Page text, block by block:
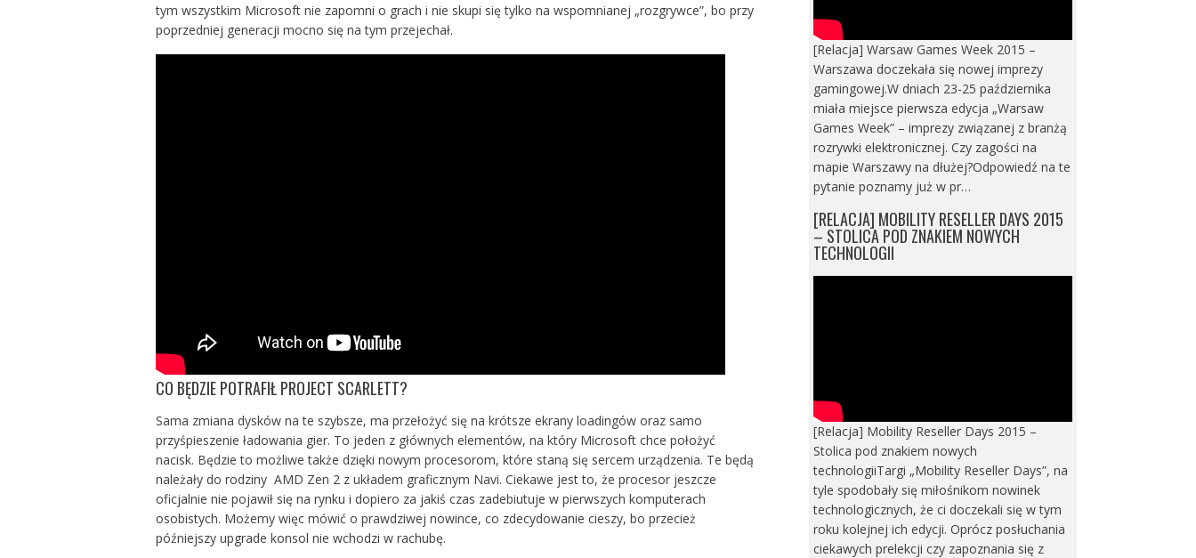
tym wszystkim Microsoft nie zapomni o grach i nie skupi się tylko na wspomnianej „rozgrywce”, bo przy
poprzedniej generacji mocno się na tym przejechał.
CO BĘDZIE POTRAFIŁ PROJECT SCARLETT?
Sama zmiana dysków na te szybsze, ma przełożyć się na krótsze ekrany loadingów oraz samo
przyśpieszenie ładowania gier. To jeden z głównych elementów, na który Microsoft chce położyć
nacisk. Będzie to możliwe także dzięki nowym procesorom, które staną się sercem urządzenia. Te będą
należały do rodziny AMD Zen 2 z układem graficznym Navi. Ciekawe jest to, że procesor jeszcze
oficjalnie nie pojawił się na rynku i dopiero za jakiś czas zadebiutuje w pierwszych komputerach
osobistych. Możemy więc mówić o prawdziwej nowince, co zdecydowanie cieszy, bo przecież
późniejszy upgrade konsol nie wchodzi w rachubę.
[Relacja] Warsaw Games Week 2015 –
Warszawa doczekała się nowej imprezy
gamingowej.W dniach 23-25 października
miała miejsce pierwsza edycja „Warsaw
Games Week” – imprezy związanej z branżą
rozrywki elektronicznej. Czy zagości na
mapie Warszawy na dłużej?Odpowiedź na te
pytanie poznamy już w pr…
[RELACJA] MOBILITY RESELLER DAYS 2015
– STOLICA POD ZNAKIEM NOWYCH
TECHNOLOGII
[Relacja] Mobility Reseller Days 2015 –
Stolica pod znakiem nowych
technologiiTargi „Mobility Reseller Days”, na
tyle spodobały się miłośnikom nowinek
technologicznych, że ci doczekali się w tym
roku kolejnej ich edycji. Oprócz posłuchania
ciekawych prelekcji czy zapoznania się z